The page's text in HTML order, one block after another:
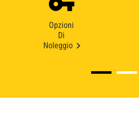
Opzioni
Di
Noleggio